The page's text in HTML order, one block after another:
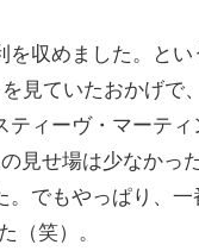
収めました。と
見ていたおかげで
ィーヴ・マーテ
見せ場は少なか
でもやっぱり、
（笑）。